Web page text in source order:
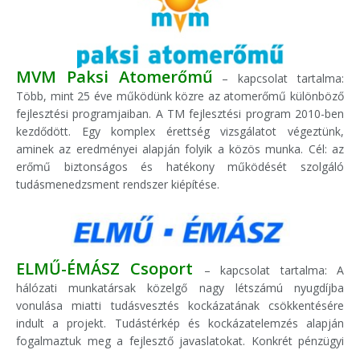
MVM Paksi Atomerőmű – kapcsolat tartalma:
Több, mint 25 éve működünk közre az atomerőmű különböző
fejlesztési programjaiban. A TM fejlesztési program 2010-ben
kezdődött. Egy komplex érettség vizsgálatot végeztünk,
aminek az eredményei alapján folyik a közös munka. Cél: az
erőmű biztonságos és hatékony működését szolgáló
tudásmenedzsment rendszer kiépítése.
ELMŰ-ÉMÁSZ Csoport
– kapcsolat tartalma: A
hálózati munkatársak közelgő nagy létszámú nyugdíjba
vonulása miatti tudásvesztés kockázatának csökkentésére
indult a projekt. Tudástérkép és kockázatelemzés alapján
fogalmaztuk meg a fejlesztő javaslatokat. Konkrét pénzügyi